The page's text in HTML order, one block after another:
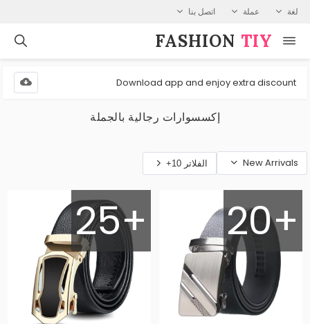
لغة عملة اتصل بنا
FASHION⁠ TIY
Download app and enjoy extra discount
إكسسوارات رجالية بالجملة
New Arrivals الفلاتر 10+
20+
25+